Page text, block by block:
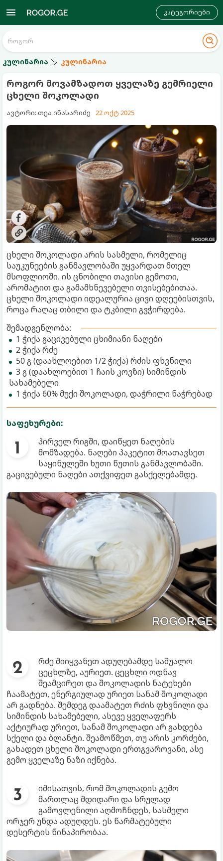
კატეგორიები
კულინარია კულინარია
როგორ მოვამზადოთ ყველაზე გემრიელი
ცხელი შოკოლადი
ავტორი: თეა ინასარიძე 22 ოქტ 2025
ცხელი შოკოლადი არის სასმელი, რომელიც
საუკუნეების განმავლობაში უყვარდათ მთელ
მსოფლიოში. ის ცნობილი თავისი გემოთი,
არომატით და გამამხნევებელი თვისებებითაა.
ცხელი შოკოლადი იდეალურია ცივი დღეებისთვის,
როცა რაღაც თბილი და ტკბილი გვჭირდება.
შემადგენლობა:
1 ჭიქა გაცივებული ცხიმიანი ნაღები
2 ჭიქა რძე
50 გ (დაახლოებით 1/2 ჭიქა) რძის ფხვნილი
3 გ (დაახლოებით 1 ჩაის კოვზი) სიმინდის
სახამებელი
1 ჭიქა 60% მუქი შოკოლადი, დაჭრილი ნაჭრებად
საფეხურები:
პირველ რიგში, დაიწყეთ ნაღების
მომზადება. ნაღები პაკეტით მოათავსეთ
საყინულეში ხუთი წუთის განმავლობაში.
გაცივებული ნაღები ათქვიფეთ გასქელებამდე.
რძე მიიყვანეთ ადუღებამდე საშუალო
ცეცხლზე, აურიეთ. ცეცხლი ოდნავ
შეამცირეთ და შოკოლადის ნატეხები
ჩაამატეთ, ენერგიულად ურიეთ სანამ შოკოლადი
არ გადნება. შემდეგ დაამატეთ რძის ფხვნილი და
სიმინდის სახამებელი, ასევე ყველაფერს
აქტიურად ურიეთ, სანამ შოკოლადი არ გახდება
სქელი და ბლანტი. შეამოწმეთ, თუ არის კორძები,
გახადეთ ცხელი შოკოლადი ერთგვაროვანი, ასე
გემო ყველაზე ნაზი იქნება.
იმისათვის, რომ შოკოლადის გემო
მართლაც მდიდარი და სრულად
გამოვლენილი აღმოჩნდეს, სასმელი
ორჯერ უნდა ადუღდეს. ეს წარმატებული
დესერტის წინაპირობაა.